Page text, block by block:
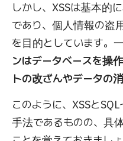
しかし、XSSは基本的
であり、個人情報の盗
を目的としています。一
ンはデータベースを操
トの改ざんやデータの
このように、XSSと
手法であるものの、具